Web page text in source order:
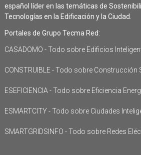
español líder en las temáticas de
Tecnologías en la Edificación y la Ciudad.
Portales de Grupo Tecma Red:
CASADOMO - Todo sobre Edificios
CONSTRUIBLE - Todo sobre Construcción
ESEFICIENCIA - Todo sobre Eficiencia
ESMARTCITY - Todo sobre Ciudades
SMARTGRIDSINFO - Todo sobre Redes